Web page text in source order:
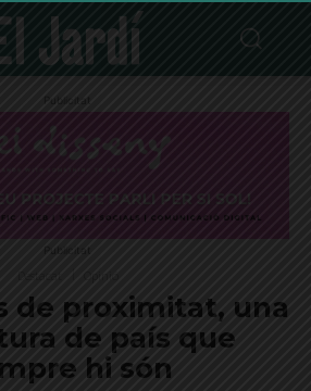
Publicitat
Publicitat
de proximitat, una
de país que
hi són